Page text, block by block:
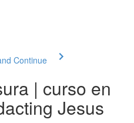
Continue
| curso en
Jesus